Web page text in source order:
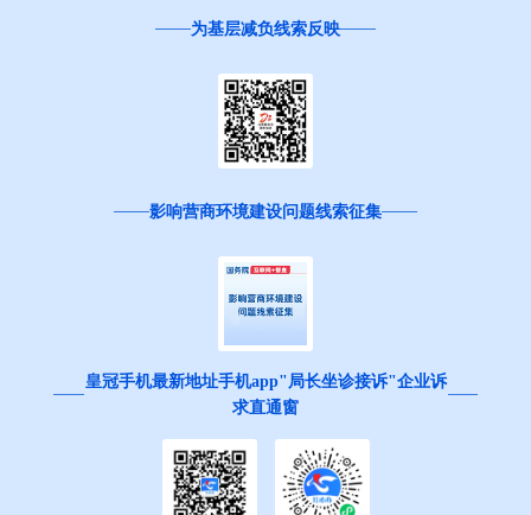
为基层减负线索反映
影响营商环境建设问题线索征集
皇冠手机最新地址手机app"局长坐诊接诉"企业诉
求直通窗